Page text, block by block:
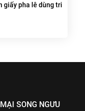
giấy pha lê dùng tri
SONG NGƯU